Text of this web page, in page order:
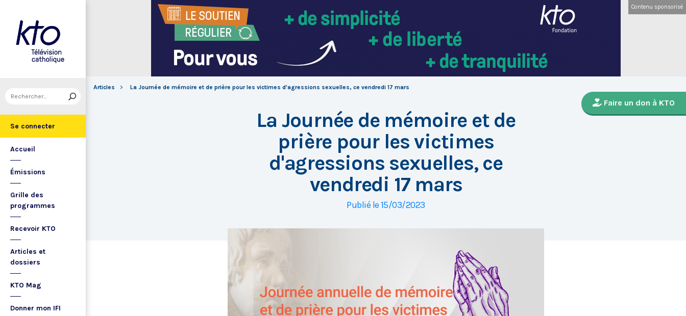
Se connecter
Accueil
Émissions
Grille des
programmes
Recevoir KTO
Articles et
dossiers
KTO Mag
Donner mon IFI
Contenu sponsorisé
Articles La Journée de mémoire et de prière pour les victimes d'agressions sexuelles, ce vendredi 17 mars
Faire un don à KTO
La Journée de mémoire et de
prière pour les victimes
d'agressions sexuelles, ce
vendredi 17 mars
Publié le 15/03/2023